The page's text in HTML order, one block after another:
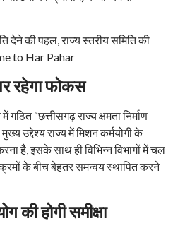
रहेगा फोकस
गठित “छत्तीसगढ़ राज्य क्षमता निर्माण
उद्देश्य राज्य में मिशन कर्मयोगी के
है, इसके साथ ही विभिन्न विभागों में चल
के बीच बेहतर समन्वय स्थापित करने
की होगी समीक्षा